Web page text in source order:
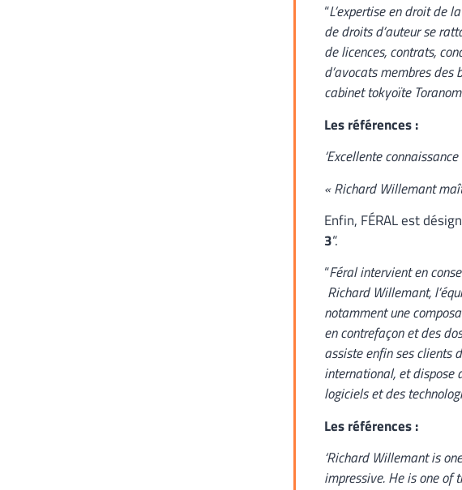
“L’expertise en droit de
de droits d’auteur se
de licences, contrats,
d’avocats membres
cabinet tokyoïte
Les références :
‘Excellente connaissance
« Richard Willemant
Enfin, FÉRAL est
3“.
“Féral intervient en
Richard Willemant,
notamment une
en contrefaçon et des
assiste enfin ses clients
international, et dispose
logiciels et des
Les références :
‘Richard Willemant is
impressive. He is one of